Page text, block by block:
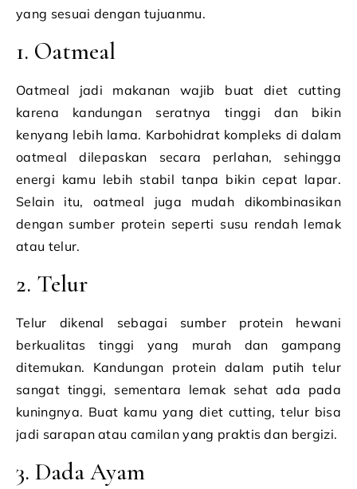
yang sesuai dengan tujuanmu.
1. Oatmeal
Oatmeal jadi makanan wajib buat diet cutting
karena kandungan seratnya tinggi dan bikin
kenyang lebih lama. Karbohidrat kompleks di dalam
oatmeal dilepaskan secara perlahan, sehingga
energi kamu lebih stabil tanpa bikin cepat lapar.
Selain itu, oatmeal juga mudah dikombinasikan
dengan sumber protein seperti susu rendah lemak
atau telur.
2. Telur
Telur dikenal sebagai sumber protein hewani
berkualitas tinggi yang murah dan gampang
ditemukan. Kandungan protein dalam putih telur
sangat tinggi, sementara lemak sehat ada pada
kuningnya. Buat kamu yang diet cutting, telur bisa
jadi sarapan atau camilan yang praktis dan bergizi.
3. Dada Ayam